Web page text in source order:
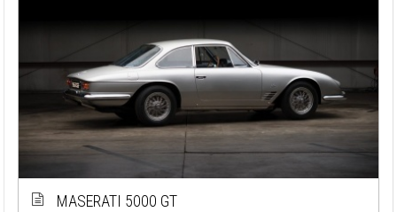
MASERATI 5000 GT